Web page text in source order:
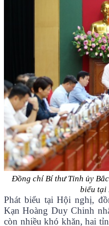
Đồng chí Bí thư Tỉnh ủy
biểu tại
Phát biểu tại Hội nghị,
Kạn Hoàng Duy Chinh
còn nhiều khó khăn, hai